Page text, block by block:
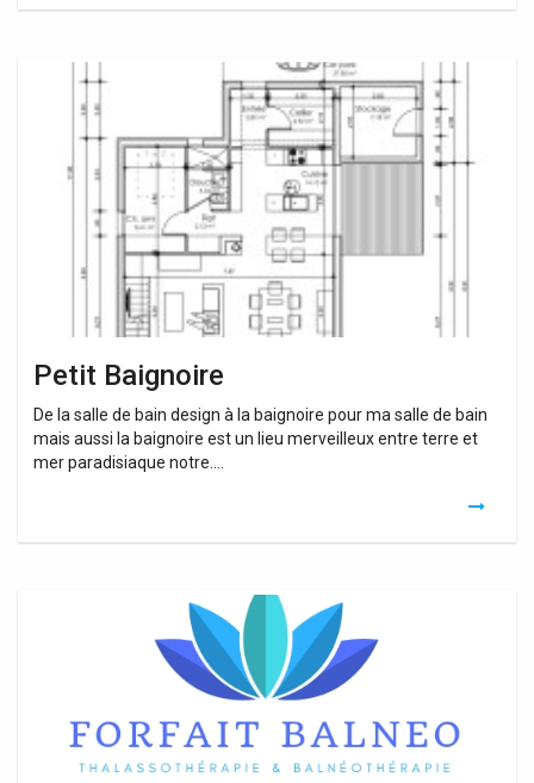
Petit Baignoire
De la salle de bain design à la baignoire pour ma salle de bain
mais aussi la baignoire est un lieu merveilleux entre terre et
mer paradisiaque notre….